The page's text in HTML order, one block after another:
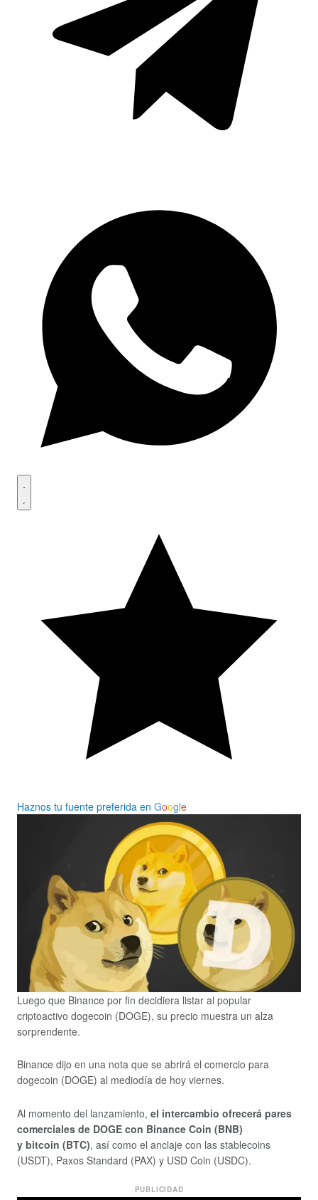
Haznos tu fuente preferida en Google
Luego que Binance por fin decidiera listar al popular
criptoactivo dogecoin (DOGE), su precio muestra un alza
sorprendente.
Binance dijo en una nota que se abrirá el comercio para
dogecoin (DOGE) al mediodía de hoy viernes.
Al momento del lanzamiento, el intercambio ofrecerá pares
comerciales de DOGE con Binance Coin (BNB)
y bitcoin (BTC), así como el anclaje con las stablecoins
(USDT), Paxos Standard (PAX) y USD Coin (USDC).
PUBLICIDAD